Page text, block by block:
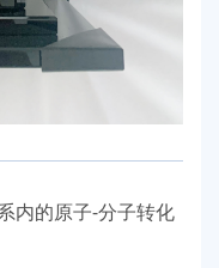
内的原子-分子转化